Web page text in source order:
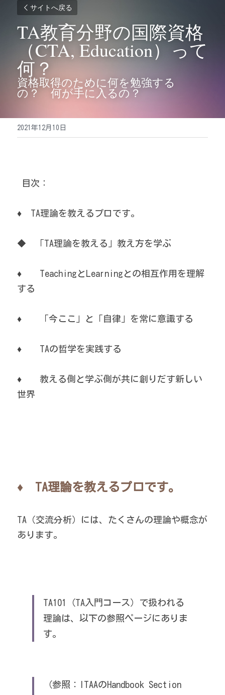
サイトへ戻る
TA教育分野の国際資格
（CTA, Education）って
何？
資格取得のために何を勉強する
の？　何が手に入るの？
2021年12月10日
目次：
♦　TA理論を教えるプロです。
◆　「TA理論を教える」教え方を学ぶ
♦ TeachingとLearningとの相互作用を理解
する
♦　　「今ここ」と「自律」を常に意識する
♦　　TAの哲学を実践する
♦　　教える側と学ぶ側が共に創りだす新しい
世界
♦　TA理論を教えるプロです。
TA（交流分析）には、たくさんの理論や概念が
あります。
TA101（TA入門コース）で扱われる
理論は、以下の参照ページにありま
す。
（参照：ITAAのHandbook Section